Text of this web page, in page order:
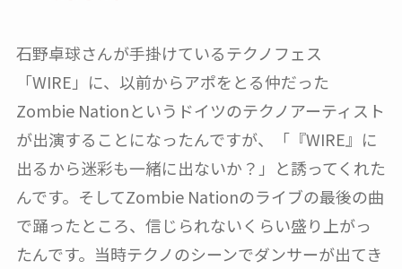
石野卓球さんが手掛けているテクノフェス
「WIRE」に、以前からアポをとる仲だった
Zombie Nationというドイツのテクノアーティスト
が出演することになったんですが、「『WIRE』に
出るから迷彩も一緒に出ないか？」と誘ってくれた
んです。そしてZombie Nationのライブの最後の曲
で踊ったところ、信じられないくらい盛り上がっ
たんです。当時テクノのシーンでダンサーが出てき